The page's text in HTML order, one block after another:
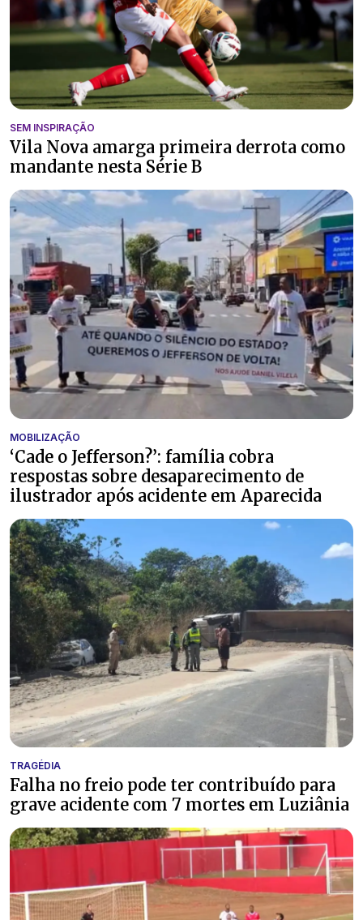
SEM INSPIRAÇÃO
Vila Nova amarga primeira derrota como
mandante nesta Série B
MOBILIZAÇÃO
‘Cade o Jefferson?’: família cobra
respostas sobre desaparecimento de
ilustrador após acidente em Aparecida
TRAGÉDIA
Falha no freio pode ter contribuído para
grave acidente com 7 mortes em Luziânia